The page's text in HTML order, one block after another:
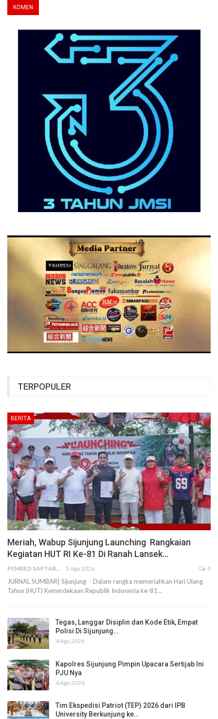
TERPOPULER
BERITA
Meriah, Wabup Sijunjung Launching Rangkaian
Kegiatan HUT RI Ke-81 Di Ranah Lansek…
PEMRED SAPTARIUS 3 Agu 2026 0
JURNAL SUMBAR| Sijunjung - Dalam rangka memeriahkan Hari Ulang
Tahun (HUT) Kemerdekaan Republik Indonesia ke-81…
Tegas, Langgar Disiplin dan Kode Etik, Empat
Polisi Di Sijunjung…
4 Agu 2026
Kapolres Sijunjung Pimpin Upacara Sertijab Ini
PJU Nya
4 Agu 2026
Tim Ekspedisi Patriot (TEP) 2026 dari IPB
University Berkunjung ke…